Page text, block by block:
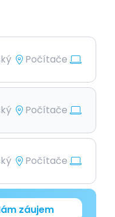
Počítače
Počítače
Počítače
záujem